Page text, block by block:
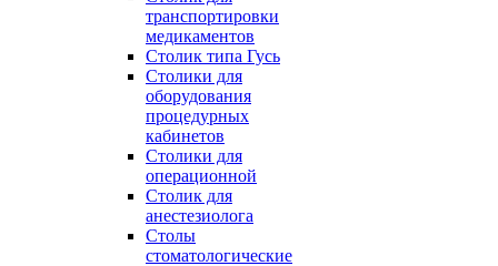
транспортировки
медикаментов
Столик типа Гусь
Столики для
оборудования
процедурных
кабинетов
Столики для
операционной
Столик для
анестезиолога
Столы
стоматологические